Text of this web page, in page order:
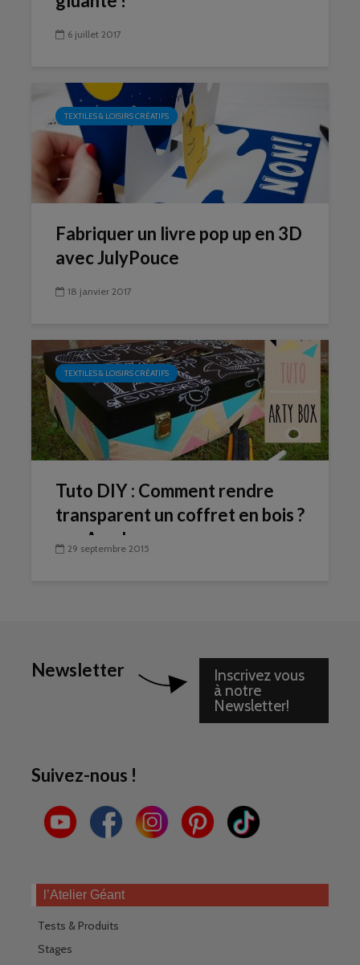
6 juillet 2017
TEXTILES & LOISIRS CRÉATIFS
Fabriquer un livre pop up en 3D
avec JulyPouce
18 janvier 2017
TEXTILES & LOISIRS CRÉATIFS
Tuto DIY : Comment rendre
transparent un coffret en bois ?
par Amylee
29 septembre 2015
Newsletter
Inscrivez vous
à notre
Newsletter!
Suivez-nous !
l’Atelier Géant
Tests & Produits
Stages